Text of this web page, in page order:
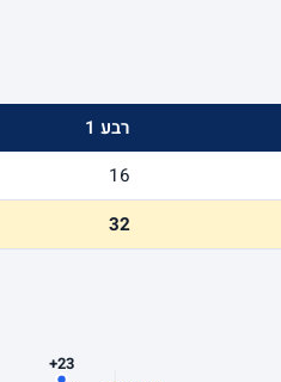
רבע 1
16
32
+23